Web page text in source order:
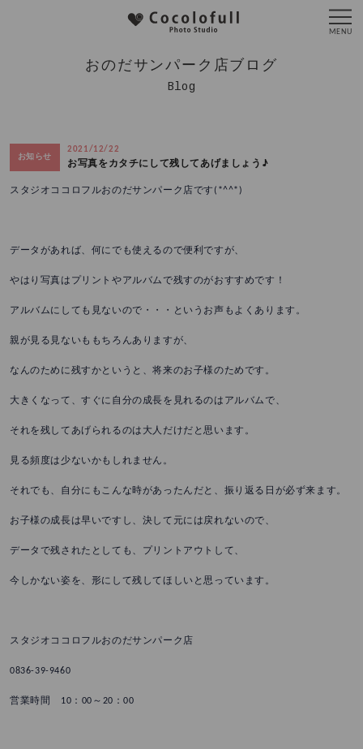
おのだサンパーク店ブログ
Blog
お知らせ
2021/12/22
お写真をカタチにして残してあげましょう♪
スタジオココロフルおのだサンパーク店です(*^^*)
データがあれば、何にでも使えるので便利ですが、
やはり写真はプリントやアルバムで残すのがおすすめです！
アルバムにしても見ないので・・・というお声もよくあります。
親が見る見ないももちろんありますが、
なんのために残すかというと、将来のお子様のためです。
大きくなって、すぐに自分の成長を見れるのはアルバムで、
それを残してあげられるのは大人だけだと思います。
見る頻度は少ないかもしれません。
それでも、自分にもこんな時があったんだと、振り返る日が必ず来ます。
お子様の成長は早いですし、決して元には戻れないので、
データで残されたとしても、プリントアウトして、
今しかない姿を、形にして残してほしいと思っています。
スタジオココロフルおのだサンパーク店
0836-39-9460
営業時間 10：00～20：00